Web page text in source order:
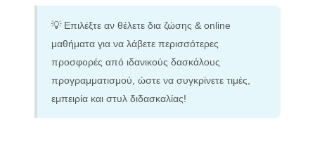
💡 Επιλέξτε αν θέλετε δια ζώσης & online
μαθήματα για να λάβετε περισσότερες
προσφορές από ιδανικούς δασκάλους
προγραμματισμού, ώστε να συγκρίνετε τιμές,
εμπειρία και στυλ διδασκαλίας!